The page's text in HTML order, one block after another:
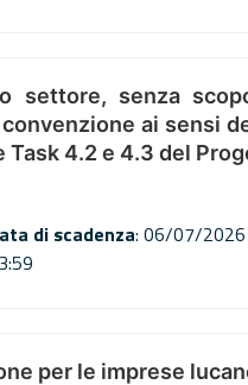
settore, senza
ai sensi
4.2 e 4.3 del
di scadenza: 06/07/2026
per le imprese